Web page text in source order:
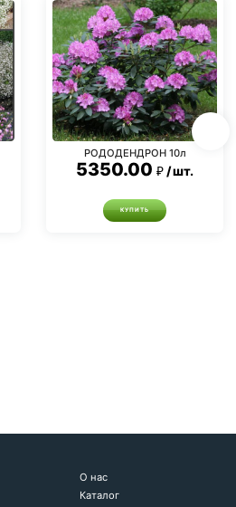
РОДОДЕНДРОН 10л
5350.00 шт.
КУПИТЬ
О нас
Каталог